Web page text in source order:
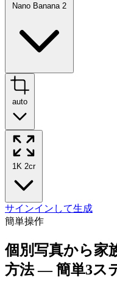
Nano Banana 2
auto
1K 2cr
サインインして生成
簡単操作
個別写真から家
方法 — 簡単3ス